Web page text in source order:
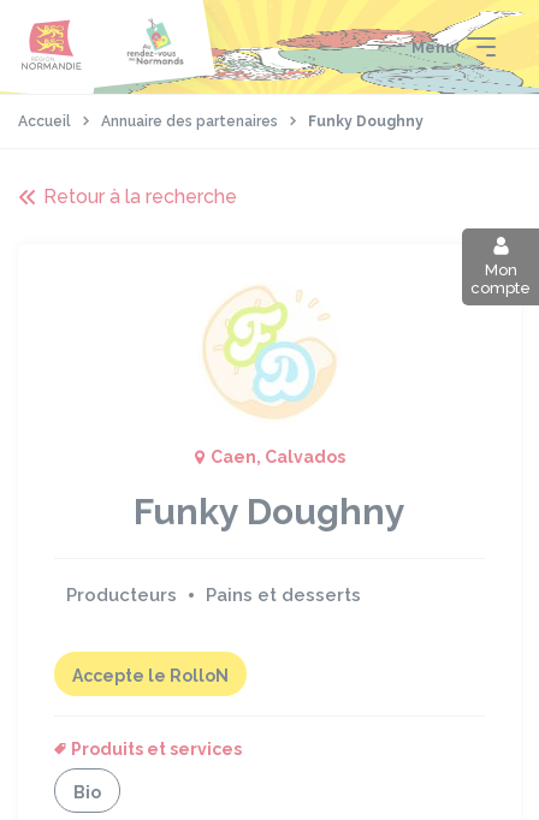
contenu
pied
Menu
Mon
compte
Accueil Annuaire des partenaires Funky Doughny
Retour à la recherche
Caen, Calvados
Funky Doughny
Producteurs Pains et desserts
Accepte le RolloN
Produits et services
Bio
Panneau de gestion des cookies